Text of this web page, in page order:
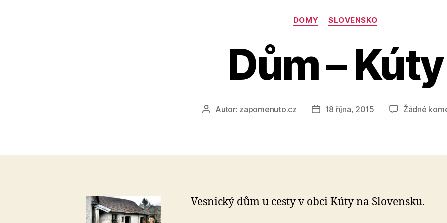
Rubriky
DOMY SLOVENSKO
Dům – Kúty
AutorAutor: zapomenuto.cz
Datum
18 října, 2015 Žádné
Vesnický dům u cesty v obci Kúty na Slovensku.